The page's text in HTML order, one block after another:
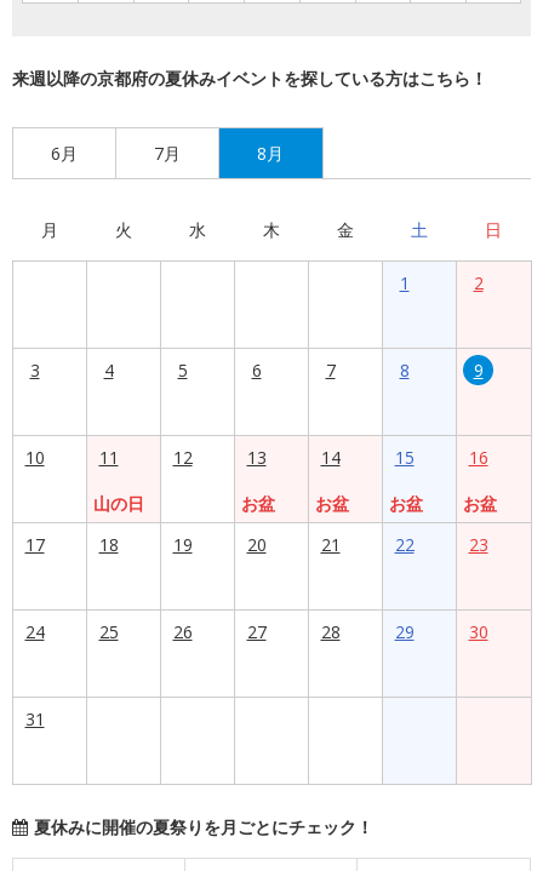
来週以降の京都府の夏休みイベントを探している方はこちら！
6月 7月 8月
月 火 水 木 金 土 日
1 2
3 4 5 6 7 8 9
10
11
山の日
12
13
お盆
14
お盆
15
お盆
16
お盆
17
18 19 20 21 22 23
24 25 26 27 28 29 30
31
夏休みに開催の夏祭りを月ごとにチェック！